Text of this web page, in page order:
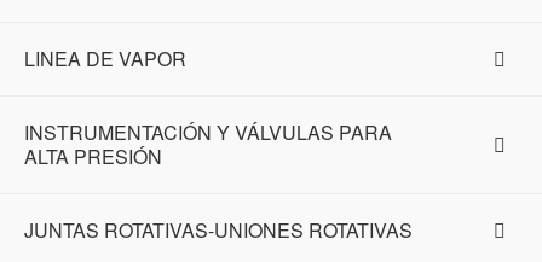
LINEA DE VAPOR
INSTRUMENTACIÓN Y VÁLVULAS PARA
ALTA PRESIÓN
JUNTAS ROTATIVAS-UNIONES ROTATIVAS